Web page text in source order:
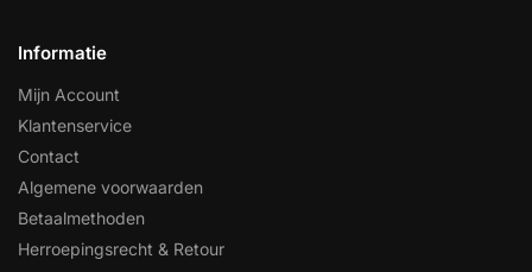
Informatie
Mijn Account
Klantenservice
Contact
Algemene voorwaarden
Betaalmethoden
Herroepingsrecht & Retour